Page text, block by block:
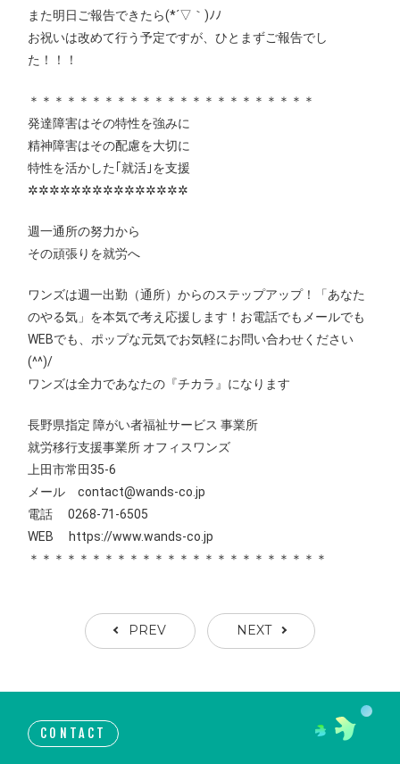
また明日ご報告できたら(*´▽｀)ﾉﾉ
お祝いは改めて行う予定ですが、ひとまずご報告でし
た！！！
＊＊＊＊＊＊＊＊＊＊＊＊＊＊＊＊＊＊＊＊＊＊＊
発達障害はその特性を強みに
精神障害はその配慮を大切に
特性を活かした｢就活｣を支援
✲✲✲✲✲✲✲✲✲✲✲✲✲✲✲
週一通所の努力から
その頑張りを就労へ
ワンズは週一出勤（通所）からのステップアップ！「あなた
のやる気」を本気で考え応援します！お電話でもメールでも
WEBでも、ポップな元気でお気軽にお問い合わせください
(^^)/
ワンズは全力であなたの『チカラ』になります
長野県指定 障がい者福祉サービス 事業所
就労移行支援事業所 オフィスワンズ
上田市常田35-6
メール contact@wands-co.jp
電話 0268-71-6505
WEB
https://www.wands-co.jp
＊＊＊＊＊＊＊＊＊＊＊＊＊＊＊＊＊＊＊＊＊＊＊＊
PREV NEXT
CONTACT